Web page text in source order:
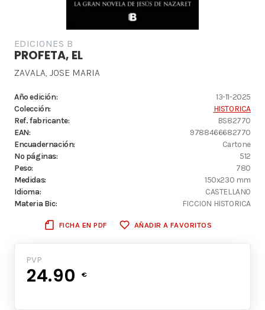
EDICIONES B
PROFETA, EL
ZAVALA, JOSE MARIA
Año edición:
13-11-2025
Colección:
HISTORICA
Ref. fabricante:
BS82770
EAN:
9788466682770
Encuadernación:
Cartone
Nº páginas:
512
Peso:
780
Medidas:
150x230 mm
Idioma:
CASTELLANO
Materia Bic:
FICCION HISTORICA
FICHA EN PDF AÑADIR A FAVORITOS
PVP
24.90 €